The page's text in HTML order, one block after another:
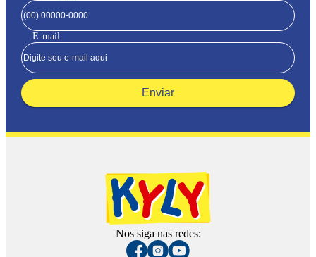
E-mail:
Enviar
Nos siga nas redes: